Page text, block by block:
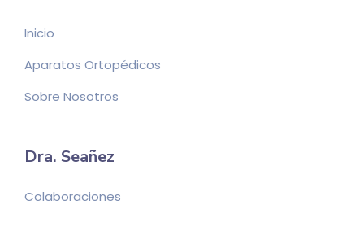
Inicio
Aparatos Ortopédicos
Sobre Nosotros
Dra. Seañez
Colaboraciones